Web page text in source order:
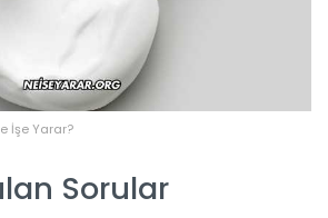
İşe Yarar?
Sorular